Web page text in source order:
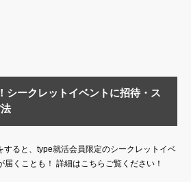
シークレットイベントに招待・ス
すると、type就活会員限定のシークレットイベ
くことも！ 詳細はこちらご覧ください！